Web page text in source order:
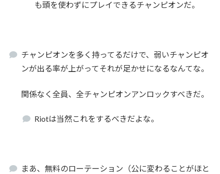
も頭を使わずにプレイできるチャンピオンだ。
チャンピオンを多く持ってるだけで、弱いチャンピオ
ンが出る率が上がってそれが足かせになるなんてな。
関係なく全員、全チャンピオンアンロックすべきだ。
Riotは当然これをするべきだよな。
まあ、無料のローテーション（公に変わることがほと